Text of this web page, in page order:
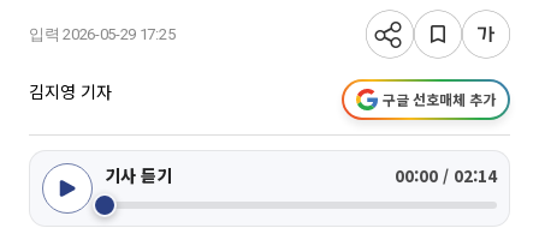
입력 2026-05-29 17:25
김지영 기자 구글 선호매체 추가
기사 듣기 00:00 / 02:14